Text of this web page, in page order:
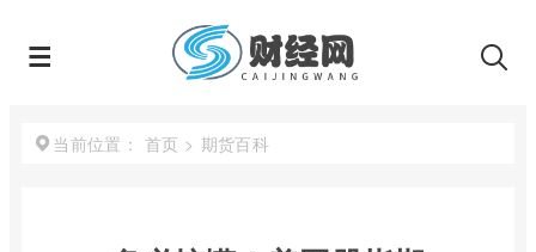
当前位置： 首页 > 期货百科